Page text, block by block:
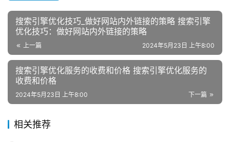
搜索引擎优化技巧_做好网站内外链接的策略 搜索引擎
优化技巧：做好网站内外链接的策略
上一篇 2024年5月23日 上午8:00
搜索引擎优化服务的收费和价格 搜索引擎优化服务的
收费和价格
下一篇
2024年5月23日 上午8:00
相关推荐